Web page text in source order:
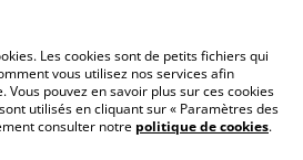
Legal Terms
Cookie Policy
Les cookies sont de petits fichiers qui
vous utilisez nos services afin
pouvez en savoir plus sur ces cookies
utilisés en cliquant sur « Paramètres des
consulter notre politique de cookies.